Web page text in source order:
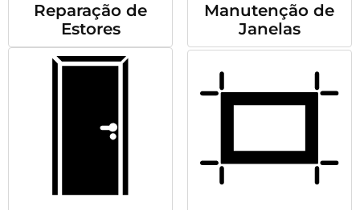
Reparação de
Estores
Manutenção de
Janelas